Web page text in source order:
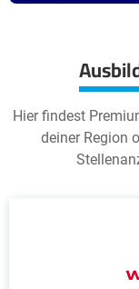
Hier findest
deiner Region